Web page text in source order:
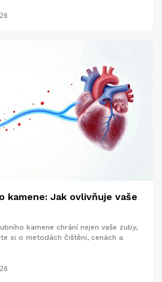
kamene: Jak ovlivňuje vaše
kamene chrání nejen vaše zuby,
si o metodách čištění, cenách a